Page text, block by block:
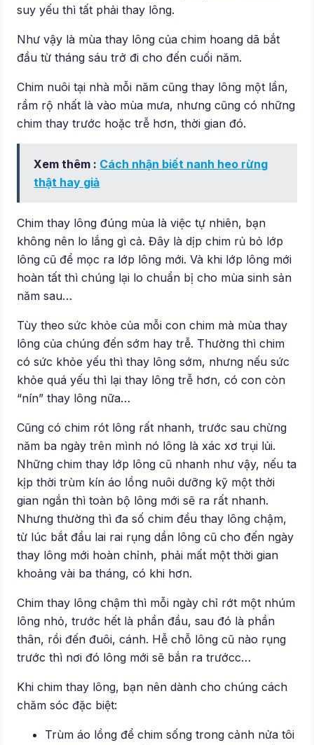
suy yếu thì tất phải thay lông.
Như vậy là mùa thay lông của chim hoang dã bắt
đầu từ tháng sáu trở đi cho đến cuối năm.
Chim nuôi tại nhà mỗi năm cũng thay lông một lần,
rầm rộ nhất là vào mùa mưa, nhưng cũng có những
chim thay trước hoặc trễ hơn, thời gian đó.
Xem thêm : Cách nhận biết nanh heo rừng
thật hay giả
Chim thay lông đúng mùa là việc tự nhiên, bạn
không nên lo lắng gì cả. Đây là dịp chim rủ bỏ lớp
lông cũ để mọc ra lớp lông mới. Và khi lớp lông mới
hoàn tất thì chúng lại lo chuẩn bị cho mùa sinh sản
năm sau…
Tùy theo sức khỏe của mỗi con chim mà mùa thay
lông của chúng đến sớm hay trễ. Thường thì chim
có sức khỏe yếu thì thay lông sớm, nhưng nếu sức
khỏe quá yếu thì lại thay lông trễ hơn, có con còn
“nín” thay lông nữa…
Cũng có chim rót lông rất nhanh, trước sau chừng
năm ba ngày trên mình nó lông là xác xơ trụi lủi.
Những chim thay lớp lông cũ nhanh như vậy, nếu ta
kịp thời trùm kín áo lồng nuôi dưỡng kỹ một thời
gian ngắn thì toàn bộ lông mới sẽ ra rất nhanh.
Nhưng thường thì đa số chim đều thay lông chậm,
từ lúc bắt đầu lai rai rụng dần lông cũ cho đến ngày
thay lông mới hoàn chỉnh, phải mất một thời gian
khoảng vài ba tháng, có khi hơn.
Chim thay lông chậm thì mỗi ngày chỉ rớt một nhúm
lông nhỏ, trước hết là phần đầu, sau đó là phần
thân, rồi đến đuôi, cánh. Hễ chỗ lông cũ nào rụng
trước thì nơi đó lông mới sẽ bắn ra trướcc…
Khi chim thay lông, bạn nên dành cho chúng cách
chăm sóc đặc biệt:
Trùm áo lồng để chim sống trong cảnh nửa tôi